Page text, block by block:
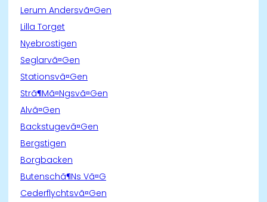
Lerum Andersvã¤Gen
Lilla Torget
Nyebrostigen
Seglarvã¤Gen
Stationsvã¤Gen
Strã¶Mã¤Ngsvã¤Gen
Alvã¤Gen
Backstugevã¤Gen
Bergstigen
Borgbacken
Butenschã¶Ns Vã¤G
Cederflychtsvã¤Gen